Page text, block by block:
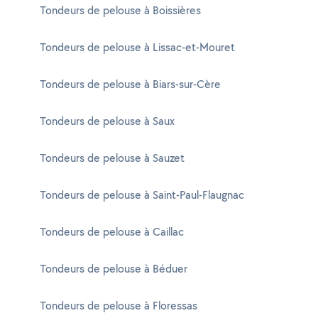
Tondeurs de pelouse à Boissières
Tondeurs de pelouse à Lissac-et-Mouret
Tondeurs de pelouse à Biars-sur-Cère
Tondeurs de pelouse à Saux
Tondeurs de pelouse à Sauzet
Tondeurs de pelouse à Saint-Paul-Flaugnac
Tondeurs de pelouse à Caillac
Tondeurs de pelouse à Béduer
Tondeurs de pelouse à Floressas